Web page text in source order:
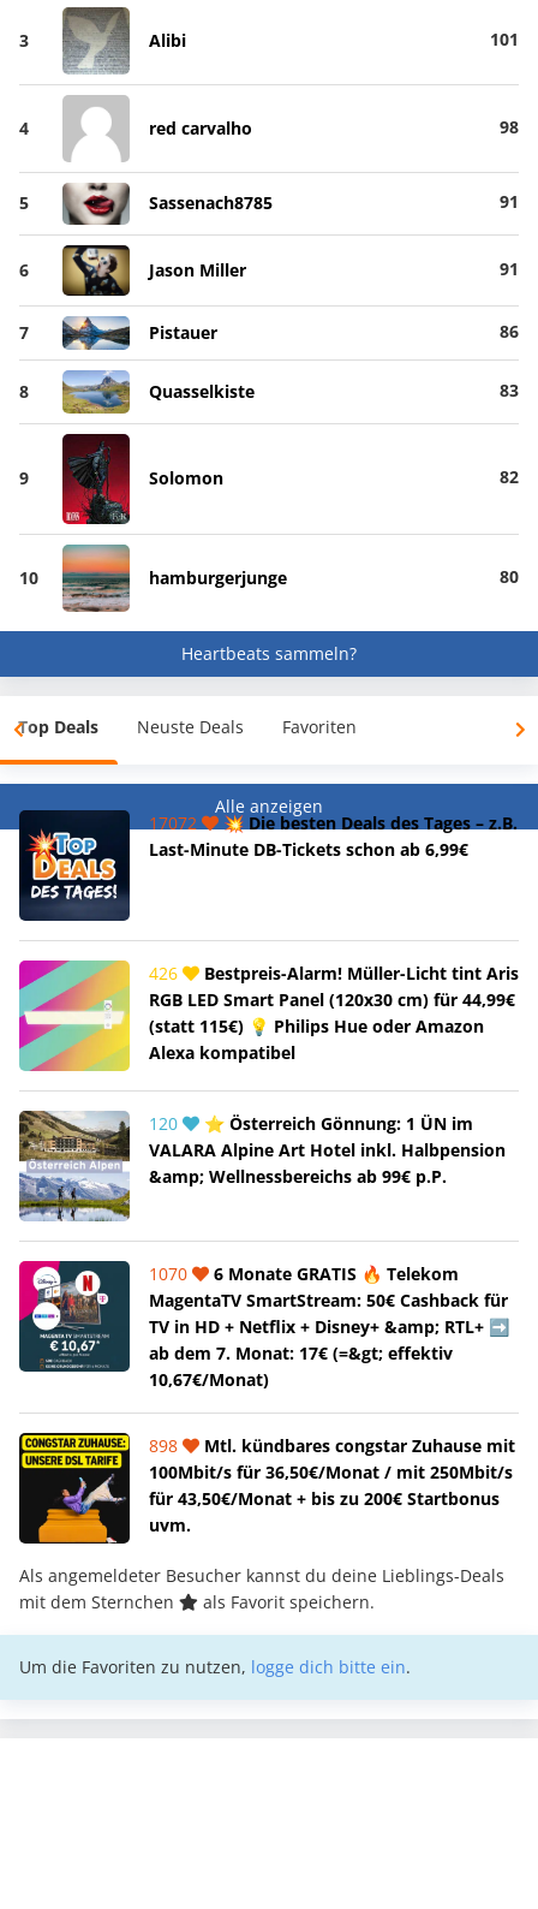
3 Alibi 101
4 red carvalho 98
5 Sassenach8785 91
6 Jason Miller 91
7 Pistauer 86
8 Quasselkiste 83
9 Solomon 82
10 hamburgerjunge 80
Heartbeats sammeln?
Top Deals Neuste Deals Favoriten
Alle anzeigen
17072
💥 Die besten Deals des Tages – z.B.
Last-Minute DB-Tickets schon ab 6,99€
426
Bestpreis-Alarm! Müller-Licht tint Aris
RGB LED Smart Panel (120x30 cm) für 44,99€
(statt 115€) 💡 Philips Hue oder Amazon
Alexa kompatibel
120
⭐ Österreich Gönnung: 1 ÜN im
VALARA Alpine Art Hotel inkl. Halbpension
&amp; Wellnessbereichs ab 99€ p.P.
1070
6 Monate GRATIS 🔥 Telekom
MagentaTV SmartStream: 50€ Cashback für
TV in HD + Netflix + Disney+ &amp; RTL+ ➡️
ab dem 7. Monat: 17€ (=&gt; effektiv
10,67€/Monat)
898
Mtl. kündbares congstar Zuhause mit
100Mbit/s für 36,50€/Monat / mit 250Mbit/s
für 43,50€/Monat + bis zu 200€ Startbonus
uvm.
Als angemeldeter Besucher kannst du deine Lieblings-Deals
mit dem Sternchen
als Favorit speichern.
Um die Favoriten zu nutzen, logge dich bitte ein.